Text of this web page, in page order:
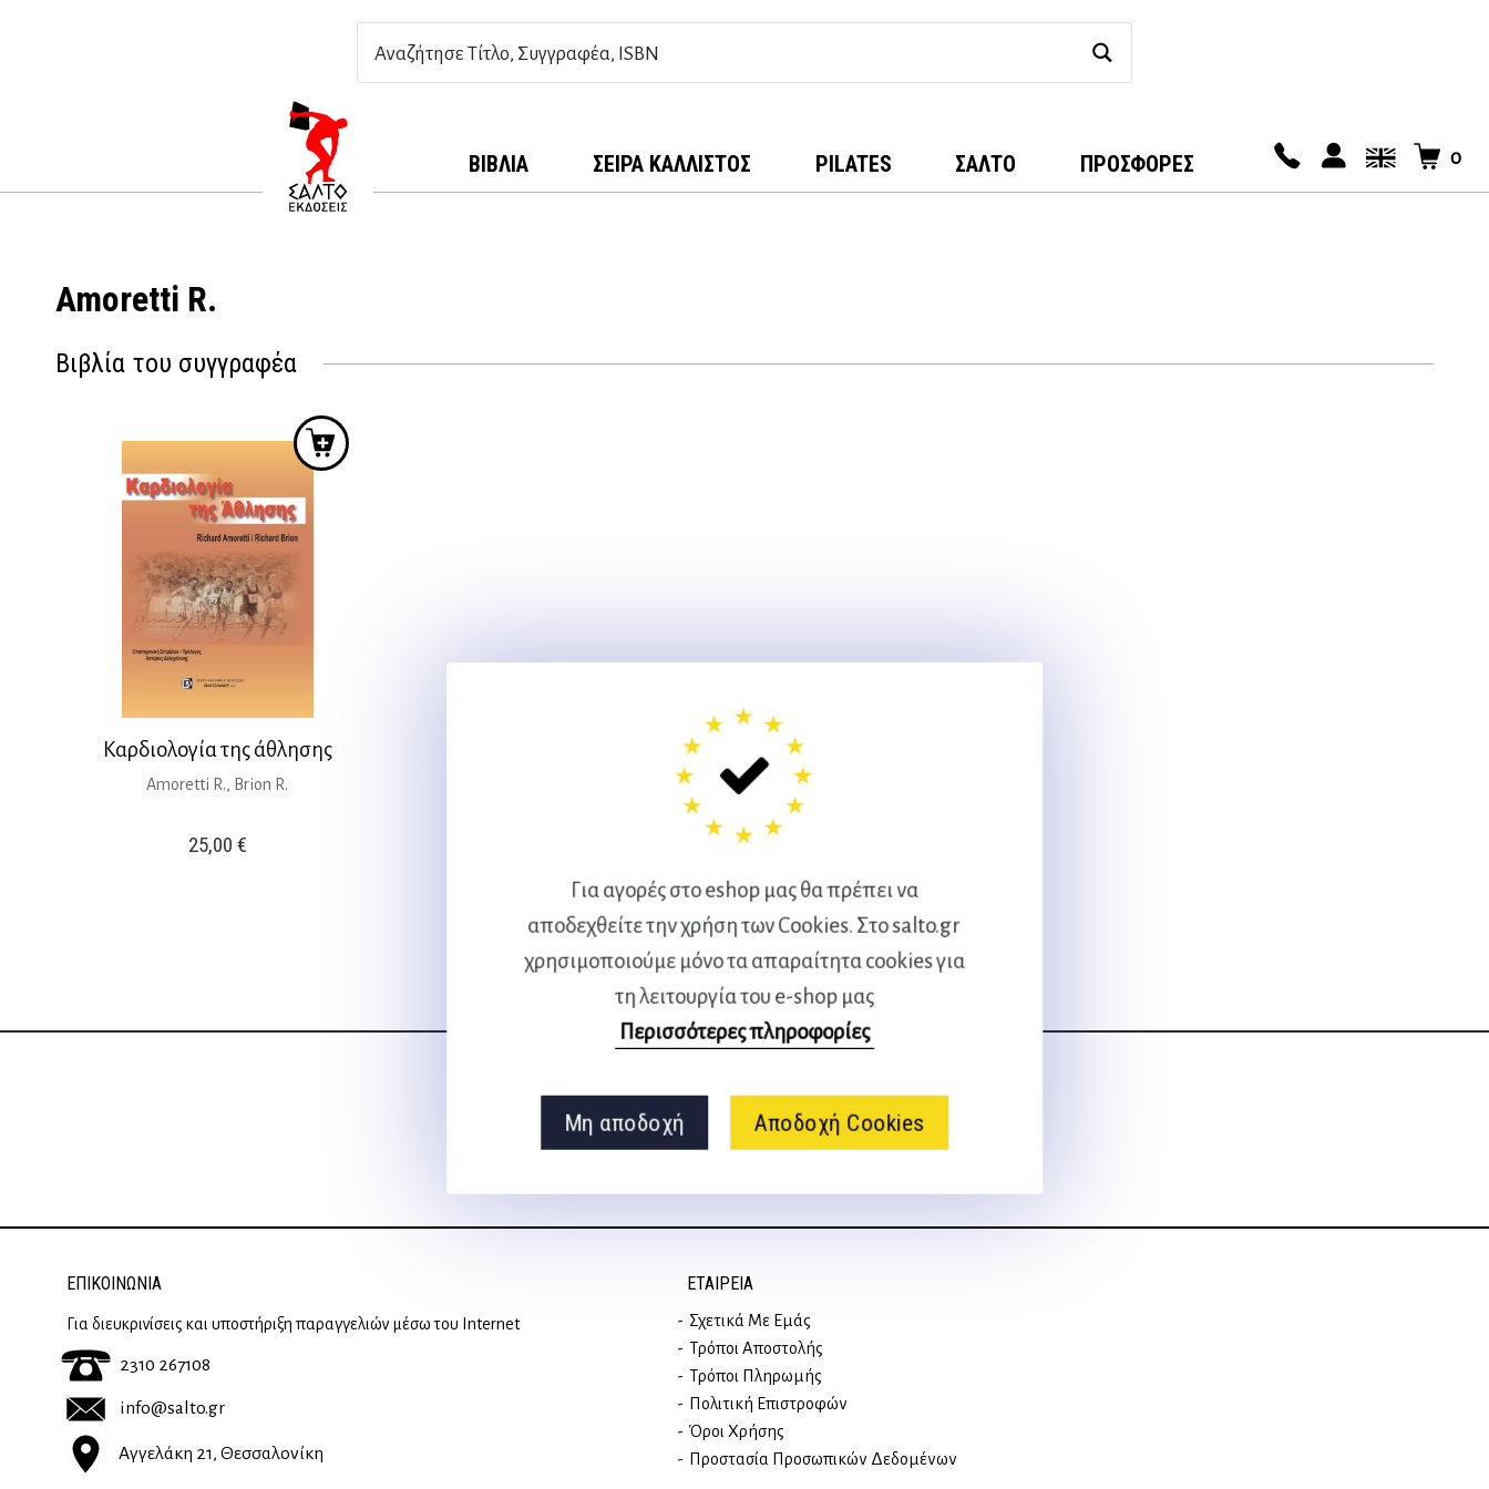
Για αγορές στο eshop μας θα πρέπει να
αποδεχθείτε την χρήση των Cookies. Στο salto.gr
χρησιμοποιούμε μόνο τα απαραίτητα cookies για
τη λειτουργία του e-shop μας
Περισσότερες πληροφορίες
Μη αποδοχή Αποδοχή Cookies
ΒΙΒΛΊΑ ΣΕΙΡΆ ΚΆΛΛΙΣΤΟΣ PILATES ΣΑΛΤΟ ΠΡΟΣΦΟΡΕΣ 0
Amoretti R.
Βιβλία του συγγραφέα
Καρδιολογία της άθλησης
Amoretti R., Brion R.
25,00 €
Ακολουθήστε μας
στα social media
ΕΠΙΚΟΙΝΩΝΊΑ
Για διευκρινίσεις και υποστήριξη παραγγελιών μέσω του Internet
2310 267108
info@salto.gr
Αγγελάκη 21, Θεσσαλονίκη
ΕΤΑΙΡΕΊΑ
Σχετικά Με Εμάς
Τρόποι Αποστολής
Τρόποι Πληρωμής
Πολιτική Επιστροφών
Όροι Χρήσης
Προστασία Προσωπικών Δεδομένων